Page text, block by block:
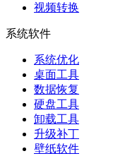
视频转换
系统软件
系统优化
桌面工具
数据恢复
硬盘工具
卸载工具
升级补丁
壁纸软件